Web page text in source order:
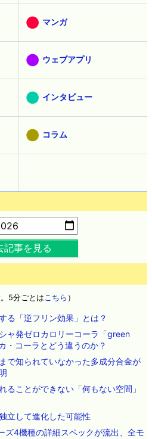
マンガ
ウェブアプリ
インタビュー
コラム
記事を見る
5分ごとは こちら ）
る「逆フリン効果」とは？
ャ発ゼロカロリーコーラ「green
・コーラとどう違うのか？
で知られていなかった多成分合金が
ることができない「何もない空間」
立して進化した可能性
ズ4機種の詳細スペックが流出、全モ